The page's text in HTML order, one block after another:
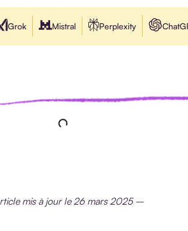
Grok Mistral Perplexity
mis à jour le 26 mars 2025 –